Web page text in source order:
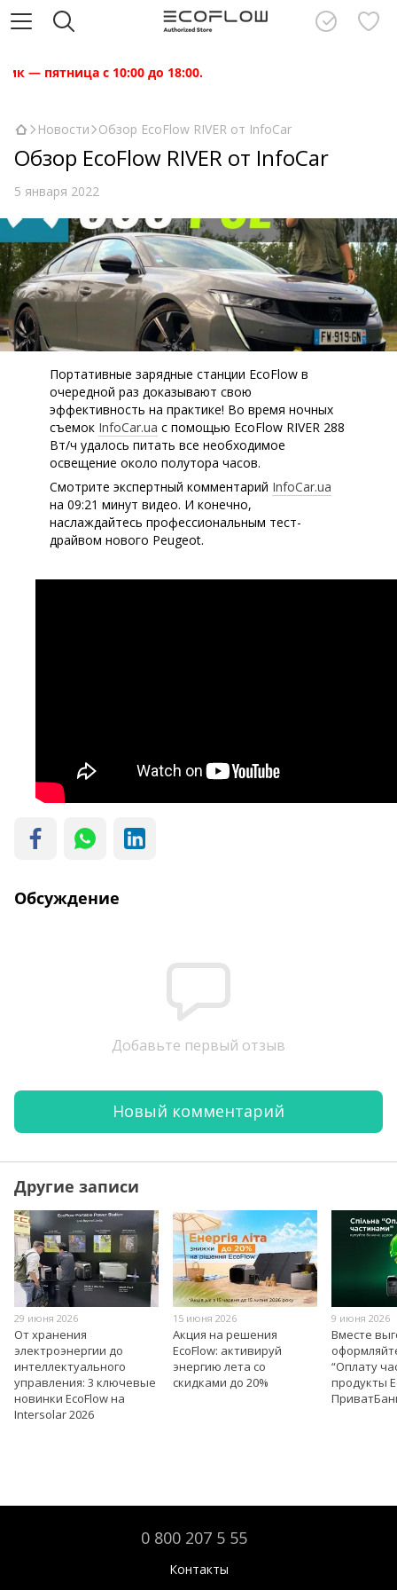
— пятница с 10:00 до 18:00.
Новости Обзор EcoFlow RIVER от InfoCar
Обзор EcoFlow RIVER от InfoCar
5 января 2022
Портативные зарядные станции EcoFlow в
очередной раз доказывают свою
эффективность на практике! Во время ночных
съемок InfoCar.ua с помощью EcoFlow RIVER 288
Вт/ч удалось питать все необходимое
освещение около полутора часов.
Смотрите экспертный комментарий InfoCar.ua
на 09:21 минут видео. И конечно,
наслаждайтесь профессиональным тест-
драйвом нового Peugeot.
Обсуждение
Добавьте первый отзыв
Новый комментарий
Другие записи
29 июня 2026
От хранения
электроэнергии до
интеллектуального
управления: 3 ключевые
новинки EcoFlow на
Intersolar 2026
15 июня 2026
Акция на решения
EcoFlow: активируй
энергию лета со
скидками до 20%
9 июня 2026
Вместе
“Оплату
продукты
0 800 207 5 55
Контакты